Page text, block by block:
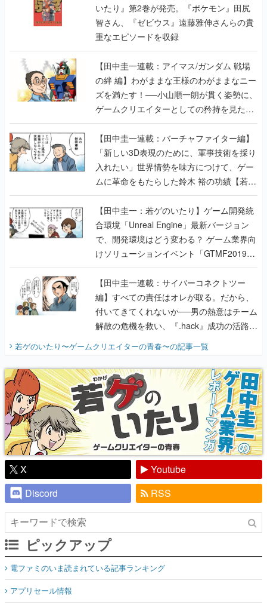
いたり』第2巻が発売。『ポケモン』田尻
智さん、『ゼビウス』遠藤雅伸さんらの貴
重なエピソードを収録
【田中圭一連載：アイマス/ガンダム 戦場
の絆 編】わがままな王様のわがままなニー
ズを満たす！──小山順一朗が貫く姿勢に、
ゲームクリエイターとしての矜持を見た
【若ゲのいたり最終回】
【田中圭一連載：バーチャファイター編】
「新しい3D表現のために、軍事技術を採り
入れたい」世界情勢を味方につけて、ゲー
ムに革命をもたらした鈴木 裕の功績【若ゲ
のいたり】
【田中圭一：若ゲのいたり】ゲーム開発統
合環境「Unreal Engine」最新バージョン
で、開発環境はどう変わる？ ゲーム業界向
けソリューションイベント「GTMF2019」
に行って、より理解を深めよう【PR】
【田中圭一連載：サイバーコネクトツー
編】すべての責任はオレが取る。だから、
付いてきてくれないか──男の熱意はチーム
解散の危機を救い、『.hack』成功の活路を
『少年ジャンプ』色だった【若ゲのいた
り】
若ゲのいたり〜ゲームクリエイターの青春〜の記事一覧
X
Youtube
Discord
RSS
ピックアップ
電ファミのいま読まれている記事ランキング
アプリセール情報